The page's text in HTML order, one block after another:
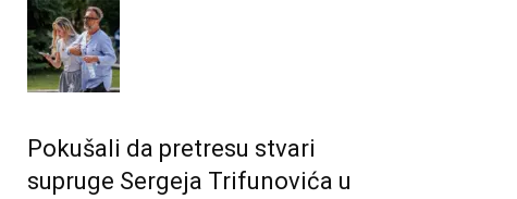
Pokušali da pretresu stvari
supruge Sergeja Trifunovića u